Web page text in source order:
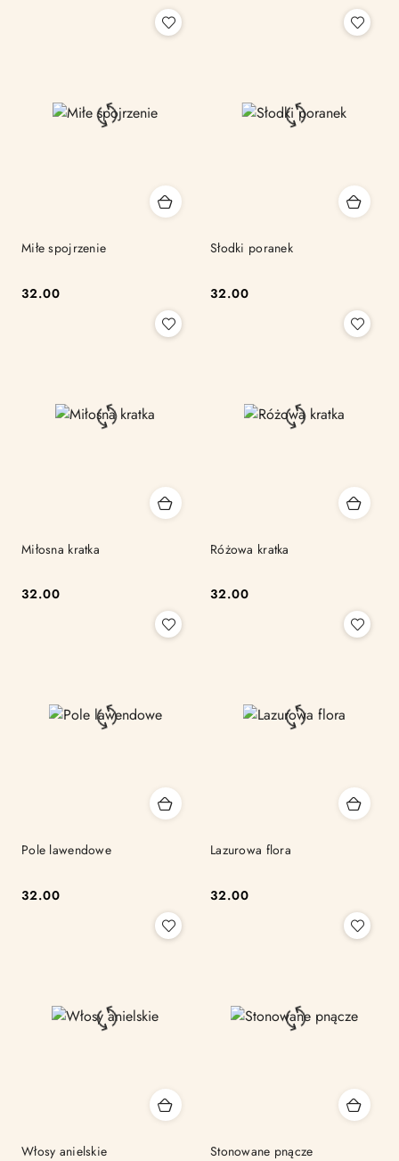
Miłe spojrzenie
Cena:
32.00
Słodki poranek
Cena:
32.00
Miłosna kratka
Cena:
32.00
Różowa kratka
Cena:
32.00
Pole lawendowe
Cena:
32.00
Lazurowa flora
Cena:
32.00
Włosy anielskie Stonowane pnącze